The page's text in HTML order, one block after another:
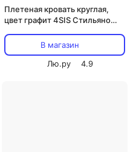
Плетеная кровать круглая,
цвет графит 4SIS Стильяно
В магазин
Лю.ру
4.9